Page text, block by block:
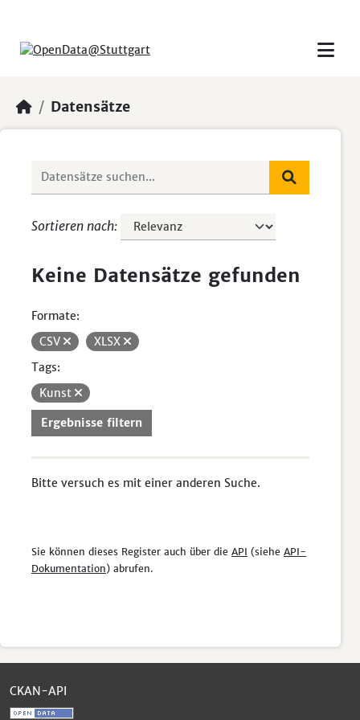
Datensätze
Sortieren nach
Keine Datensätze gefunden
Formate:
CSV
XLSX
Tags:
Kunst
Ergebnisse filtern
Bitte versuch es mit einer anderen Suche.
Sie können dieses Register auch über die API (siehe API-
Dokumentation) abrufen.
CKAN-API